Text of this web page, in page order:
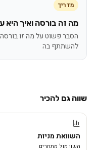
מדריך
מה זה בורסה ואיך היא
הסבר פשוט על מה זו
להשתתף בה
שווה גם להכיר
השוואת מניות
השוו מול מתחרים